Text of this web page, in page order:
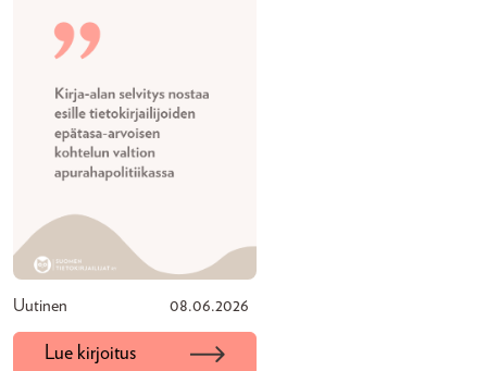
Uutinen 08.06.2026
Lue kirjoitus